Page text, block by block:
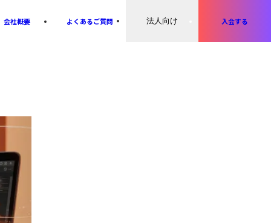
会社概要 よくあるご質問 法人向け 入会する